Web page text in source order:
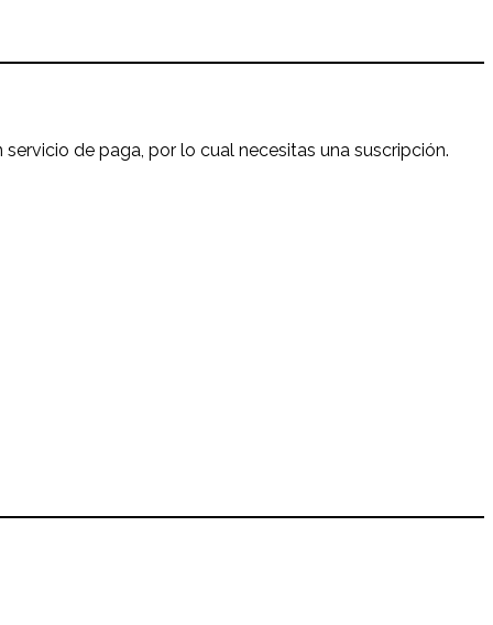
de paga, por lo cual necesitas una suscripción.